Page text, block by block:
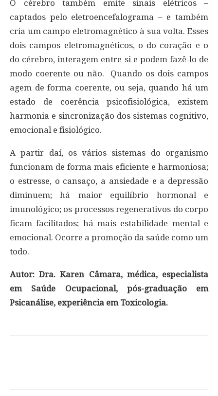
O cérebro também emite sinais elétricos –
captados pelo eletroencefalograma – e também
cria um campo eletromagnético à sua volta. Esses
dois campos eletromagnéticos, o do coração e o
do cérebro, interagem entre si e podem fazê-lo de
modo coerente ou não. Quando os dois campos
agem de forma coerente, ou seja, quando há um
estado de coerência psicofisiológica, existem
harmonia e sincronização dos sistemas cognitivo,
emocional e fisiológico.
A partir daí, os vários sistemas do organismo
funcionam de forma mais eficiente e harmoniosa;
o estresse, o cansaço, a ansiedade e a depressão
diminuem; há maior equilíbrio hormonal e
imunológico; os processos regenerativos do corpo
ficam facilitados; há mais estabilidade mental e
emocional. Ocorre a promoção da saúde como um
todo.
Autor: Dra. Karen Câmara, médica, especialista
em Saúde Ocupacional, pós-graduação em
Psicanálise, experiência em Toxicologia.